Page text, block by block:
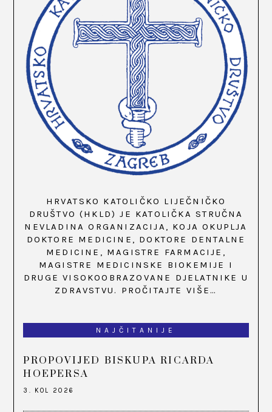
HRVATSKO KATOLIČKO LIJEČNIČKO
DRUŠTVO (HKLD) JE KATOLIČKA STRUČNA
NEVLADINA ORGANIZACIJA, KOJA OKUPLJA
DOKTORE MEDICINE, DOKTORE DENTALNE
MEDICINE, MAGISTRE FARMACIJE,
MAGISTRE MEDICINSKE BIOKEMIJE I
DRUGE VISOKOOBRAZOVANE DJELATNIKE U
ZDRAVSTVU. PROČITAJTE VIŠE…
NAJČITANIJE
PROPOVIJED BISKUPA RICARDA
HOEPERSA
3. KOL 2026